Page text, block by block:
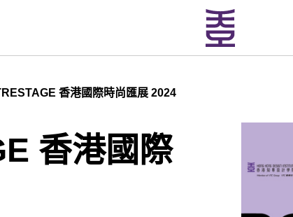
香港國際時尚匯展 2024
香港國際